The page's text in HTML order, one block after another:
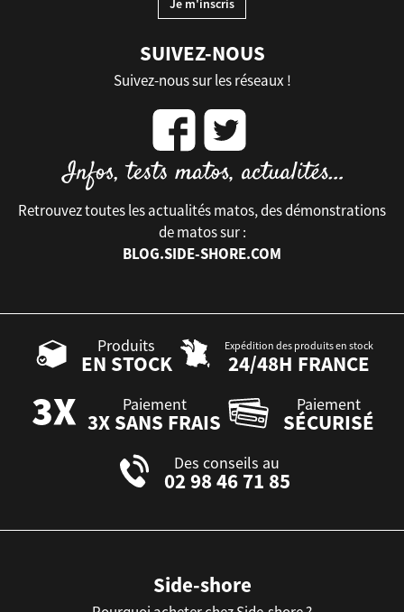
SUIVEZ-NOUS
Suivez-nous sur les réseaux !
Retrouvez toutes les actualités matos, des démonstrations
de matos sur :
BLOG.SIDE-SHORE.COM
Produits
EN STOCK
Expédition des produits en stock
24/48H FRANCE
Paiement
3X SANS FRAIS
Paiement
SÉCURISÉ
Des conseils au
02 98 46 71 85
Side-shore